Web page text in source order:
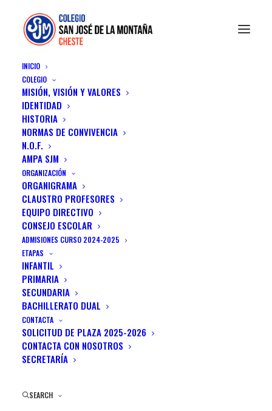
INICIO
COLEGIO
MISIÓN, VISIÓN Y VALORES
IDENTIDAD
HISTORIA
NORMAS DE CONVIVENCIA
N.O.F.
AMPA SJM
ORGANIZACIÓN
ORGANIGRAMA
CLAUSTRO PROFESORES
EQUIPO DIRECTIVO
CONSEJO ESCOLAR
ADMISIONES CURSO 2024-2025
ETAPAS
INFANTIL
PRIMARIA
SECUNDARIA
BACHILLERATO DUAL
CONTACTA
SOLICITUD DE PLAZA 2025-2026
CONTACTA CON NOSOTROS
SECRETARÍA
SEARCH
Portfolio Grid
Create a classic grid layout with 70+ custom
SHOW ALL PROYECTOS